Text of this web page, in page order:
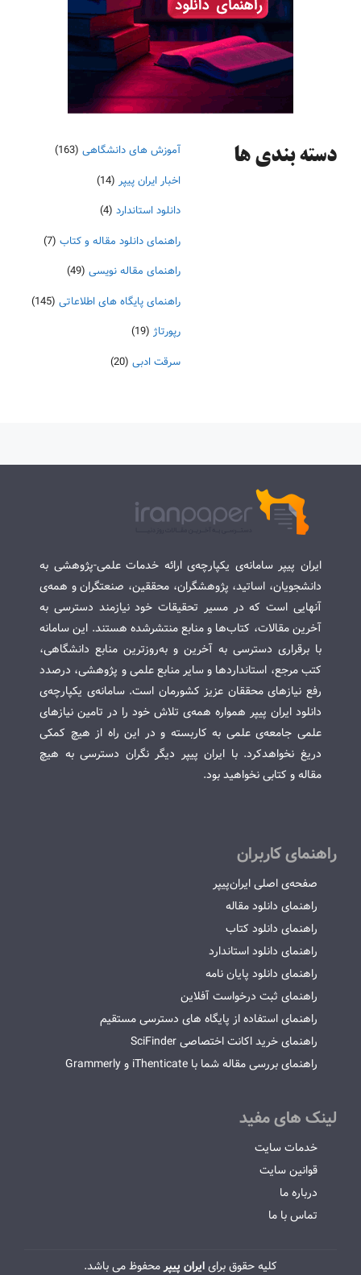
دسته‌ بندی ها آموزش های دانشگاهی (163)
اخبار ایران پیپر (14)
دانلود استاندارد (4)
راهنمای دانلود مقاله و کتاب (7)
راهنمای مقاله نویسی (49)
راهنمای پایگاه های اطلاعاتی (145)
رپورتاژ (19)
سرقت ادبی (20)
ایران پیپر سامانه‌ی یکپارچه‌ی ارائه خدمات علمی-پژوهشی به
دانشجویان، اساتید، پژوهشگران، محققین، صنعتگران و همه‌ی
آنهایی است که در مسیر تحقیقات خود نیازمند دسترسی به
آخرین مقالات، کتاب‌ها و منابع منتشرشده هستند. این سامانه
با برقراری دسترسی به آخرین و به‌روزترین منابع دانشگاهی،
کتب مرجع، استانداردها و سایر منابع علمی و پژوهشی، درصدد
رفع نیازهای محققان عزیز کشورمان است. سامانه‌ی یکپارچه‌ی
دانلود ایران پیپر همواره همه‌ی تلاش خود را در تامین نیازهای
علمی جامعه‌ی علمی به کاربسته و در این راه از هیچ کمکی
دریغ نخواهدکرد. با ایران پیپر دیگر نگران دسترسی به هیچ
مقاله و کتابی نخواهید بود.
راهنمای کاربران
صفحه‌ی اصلی ایران‌پیپر
راهنمای دانلود مقاله
راهنمای دانلود کتاب
راهنمای دانلود استاندارد
راهنمای دانلود پایان نامه
راهنمای ثبت درخواست آفلاین
راهنمای استفاده از پایگاه های دسترسی مستقیم
راهنمای خرید اکانت اختصاصی SciFinder
راهنمای بررسی مقاله شما با iThenticate و Grammerly
لینک های مفید
خدمات سایت
قوانین سایت
درباره ما
تماس با ما
کلیه حقوق برایایران پیپرمحفوظ می باشد.